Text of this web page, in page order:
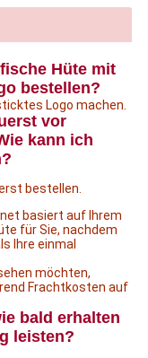
Hüte mit
bestellen?
Logo machen.
vor
kann ich
bestellen.
basiert auf Ihrem
für Sie, nachdem
Ihre einmal
möchten,
Frachtkosten auf
bald erhalten
leisten?